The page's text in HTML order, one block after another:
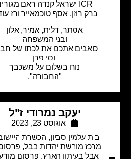
ברק רוזן, אסף טוכמאייר ורז עודד.
אסתר, דלית, אמיר, אלון
ובני המשפחה
כואבים אתכם את לכתו של חברנו
נוח בשלום על משכבך
"החבורה".
יעקב נמרודי ז"ל
אוגוסט 23, 2023
בית עלמין סביון,הכשרת היישוב, מנוח,
מרכז מורשת יהדות בבל,פרסום מודעת
אבל בעיתון הארץ,פרסום מודעת אבל